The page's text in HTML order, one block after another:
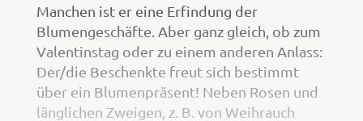
Manchen ist er eine Erfindung der
Blumengeschäfte. Aber ganz gleich, ob zum
Valentinstag oder zu einem anderen Anlass:
Der/die Beschenkte freut sich bestimmt
über ein Blumenpräsent! Neben Rosen und
länglichen Zweigen, z. B. von Weihrauch